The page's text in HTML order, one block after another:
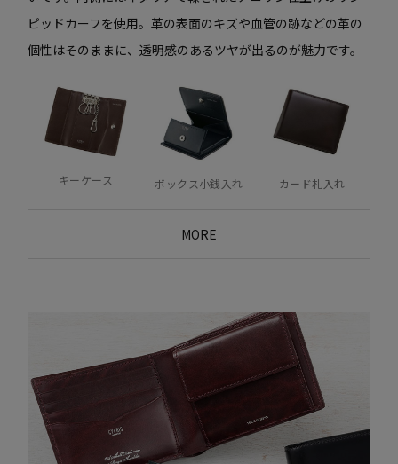
ピッドカーフを使用。革の表面のキズや血管の跡などの革の
個性はそのままに、透明感のあるツヤが出るのが魅力です。
キーケース ボックス小銭入れ カード札入れ
MORE